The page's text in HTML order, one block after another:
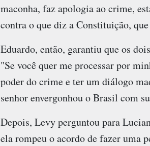
maconha, faz apologia ao crime,
contra o que diz a Constituição,
Eduardo, então, garantiu que os
"Se você quer me processar por
poder do crime e ter um diálogo
senhor envergonhou o Brasil com
Depois, Levy perguntou para
ela rompeu o acordo de fazer uma